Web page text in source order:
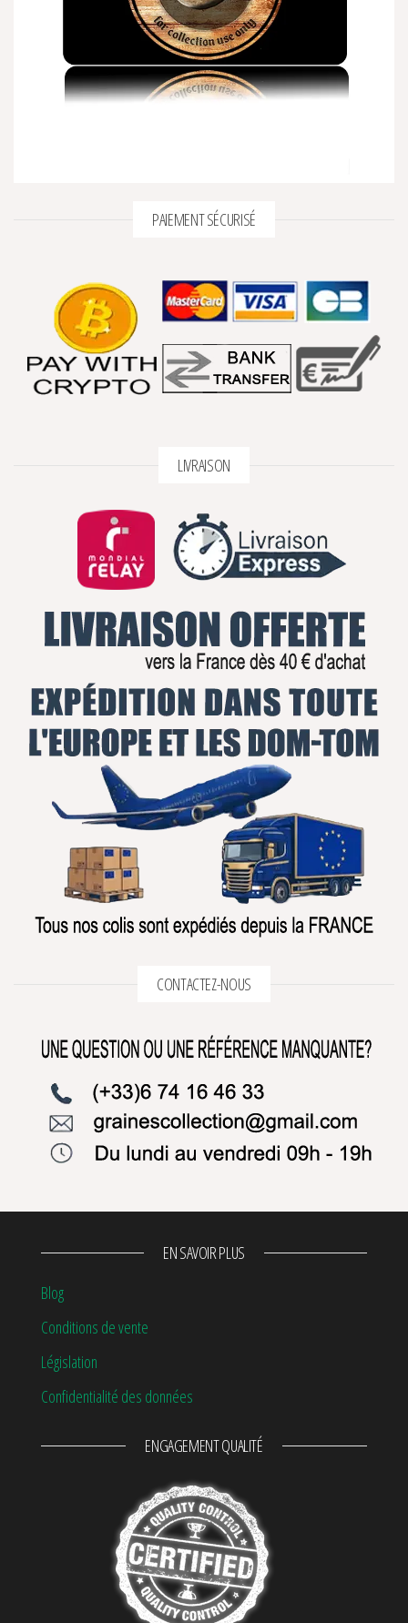
PAIEMENT SÉCURISÉ
LIVRAISON
CONTACTEZ-NOUS
EN SAVOIR PLUS
Blog
Conditions de vente
Législation
Confidentialité des données
ENGAGEMENT QUALITÉ